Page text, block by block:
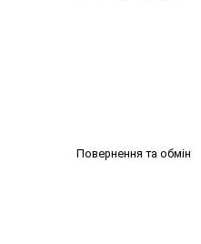
Повернення та обмін